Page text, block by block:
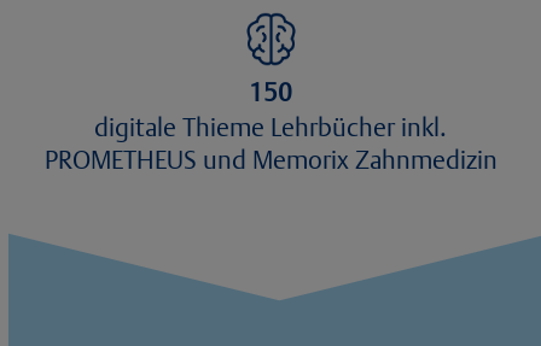
150
digitale Thieme Lehrbücher inkl.
PROMETHEUS und Memorix Zahnmedizin